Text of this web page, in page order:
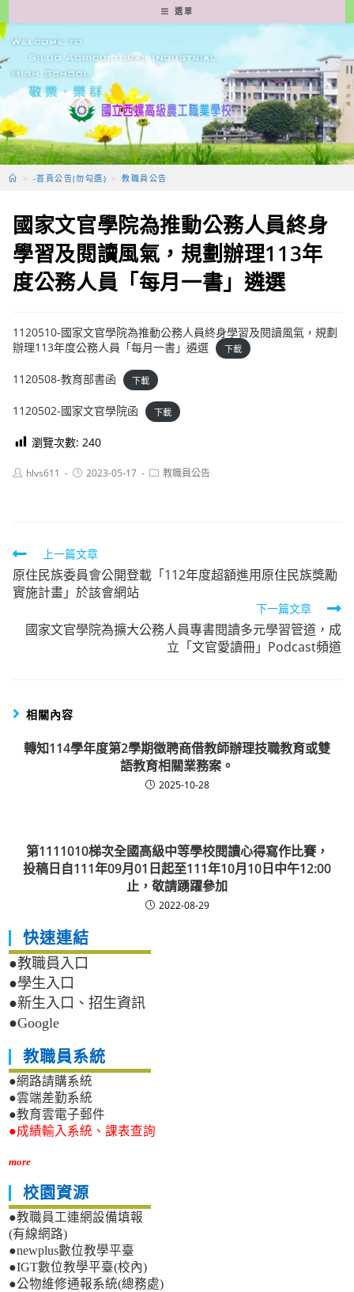
轉
至
要
容
選單
> -首頁公告(勿勾選) > 教職員公告
國家文官學院為推動公務人員終身
學習及閱讀風氣，規劃辦理113年
度公務人員「每月一書」遴選
1120510-國家文官學院為推動公務人員終身學習及閱讀風氣，規劃
辦理113年度公務人員「每月一書」遴選
下載
1120508-教育部書函 下載
1120502-國家文官學院函 下載
瀏覽次數: 240
Posthlvs611
Post2023-05-17
Post教職員公告
Read
more
articles
上一篇文章
原住民族委員會公開登載「112年度超額進用原住民族獎勵
實施計畫」於該會網站
下一篇文章
國家文官學院為擴大公務人員專書閱讀多元學習管道，成
立「文官愛讀冊」Podcast頻道
相關內容
轉知114學年度第2學期徵聘商借教師辦理技職教育或雙
語教育相關業務案。
2025-10-28
第1111010梯次全國高級中等學校閱讀心得寫作比賽，
投稿日自111年09月01日起至111年10月10日中午12:00
止，敬請踴躍參加
2022-08-29
快速連結
●教職員入口
●學生入口
●新生入口、招生資訊
●Google
教職員系統
●網路請購系統
●雲端差勤系統
●教育雲電子郵件
●成績輸入系統、課表查詢
more
校園資源
●教職員工連網設備填報
(有線網路)
●newplus數位教學平臺
●IGT數位教學平臺(校內)
●公物維修通報系統(總務處)